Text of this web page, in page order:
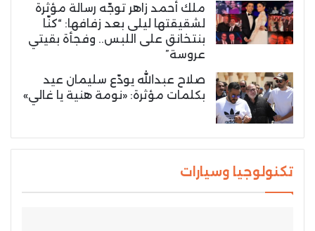
ملك أحمد زاهر توجّه رسالة مؤثرة
لشقيقتها ليلى بعد زفافها: “كنّا
بنتخانق على اللبس.. وفجأة بقيتي
عروسة”
صلاح عبدالله يودّع سليمان عيد
بكلمات مؤثرة: «نومة هنية يا غالي»
تكنولوجيا وسيارات